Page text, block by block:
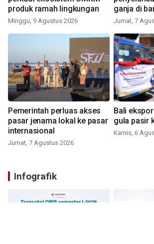
produk ramah lingkungan
Minggu, 9 Agustus 2026
ganja di
Jumat, 7
Pemerintah perluas akses
pasar jenama lokal ke pasar
internasional
Jumat, 7 Agustus 2026
Bali
gula pasir
Kamis, 6
Infografik